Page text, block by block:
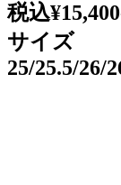
税込
サイズ
25/25.5/26/